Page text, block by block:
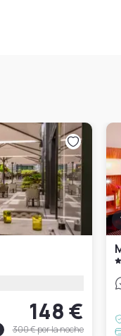
148 €
300 €por la noche